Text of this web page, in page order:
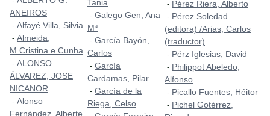
ANEIROS
- Alfayé Villa, Silvia
- Almeida,
M.Cristina e Cunha
- ALONSO
ÁLVAREZ, JOSE
NICANOR
- Alonso
Fernández, Alberte
Tania
- Galego Gen, Ana
Mª
- García Bayón,
Carlos
- García
Cardamas, Pilar
- García de la
Riega, Celso
- Pérez Riera, Alberto
- Pérez Soledad
(editora) /Arias, Carlos
(traductor)
- Pérz Iglesias, David
- Philippot Abeledo,
Alfonso
- Picallo Fuentes, Héitor
- Pichel Gotérrez,